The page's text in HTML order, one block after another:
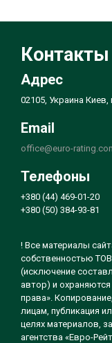
Контакты
Адрес
02105, Украина
Email
office@euro-
Телефоны
+380 (44) 469-01-20
+380 (50) 384-93-81
! Все материалы
собственностью ТОВ
(исключение
автор) и охраняются
права».
лицам, публикация
целях материалов,
агентства «Евро-